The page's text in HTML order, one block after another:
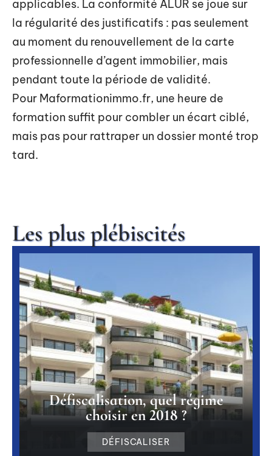
applicables. La conformité ALUR se joue sur
la régularité des justificatifs : pas seulement
au moment du renouvellement de la carte
professionnelle d’agent immobilier, mais
pendant toute la période de validité.
Pour Maformationimmo.fr, une heure de
formation suffit pour combler un écart ciblé,
mais pas pour rattraper un dossier monté trop
tard.
Les plus plébiscités
Défiscalisation, quel régime
choisir en 2018 ?
DÉFISCALISER